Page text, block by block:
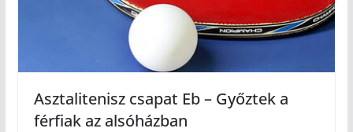
Asztalitenisz csapat Eb – Győztek a
férfiak az alsóházban